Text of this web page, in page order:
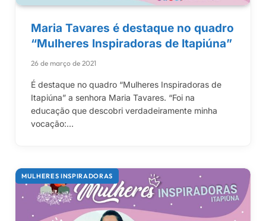
Maria Tavares é destaque no quadro
“Mulheres Inspiradoras de Itapiúna”
26 de março de 2021
É destaque no quadro “Mulheres Inspiradoras de
Itapiúna” a senhora Maria Tavares. “Foi na
educação que descobri verdadeiramente minha
vocação:…
MULHERES INSPIRADORAS